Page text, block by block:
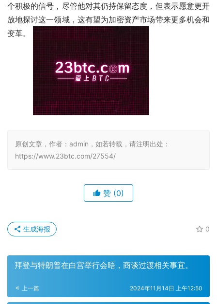
个积极的信号，尽管他对其仍持保留态度，但表示愿意更开
放地探讨这一领域，这有望为加密资产市场带来更多机会和
变革。
原创文章，作者：admin，如若转载，请注明出处：
https://www.23btc.com/27554/
赞 (0)
0
生成海报
拜登与特朗普在白宫举行会晤，商谈过渡相关事宜。
上一篇 2024年11月14日 上午12:50